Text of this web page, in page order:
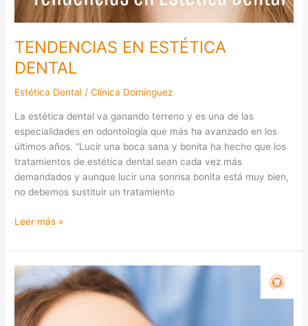
TENDENCIAS EN ESTÉTICA
DENTAL
Estética Dental /Clínica Domínguez
La estética dental va ganando terreno y es una de las
especialidades en odontología que más ha avanzado en los
últimos años. “Lucir una boca sana y bonita ha hecho que los
tratamientos de estética dental sean cada vez más
demandados y aunque lucir una sonrisa bonita está muy bien,
no debemos sustituir un tratamiento
Leer más »
¿Qué
es
la
estética